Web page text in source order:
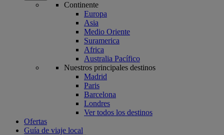
Continente
Europa
Asia
Medio Oriente
Suramerica
Africa
Australia Pacífico
Nuestros principales destinos
Madrid
Paris
Barcelona
Londres
Ver todos los destinos
Ofertas
Guía de viaje local